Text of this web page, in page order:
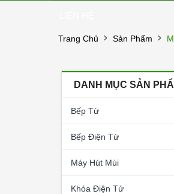
Trang Chủ Sản Phẩm
DANH MỤC SẢN
Bếp Từ
Bếp Điện Từ
Máy Hút Mùi
Khóa Điện Tử